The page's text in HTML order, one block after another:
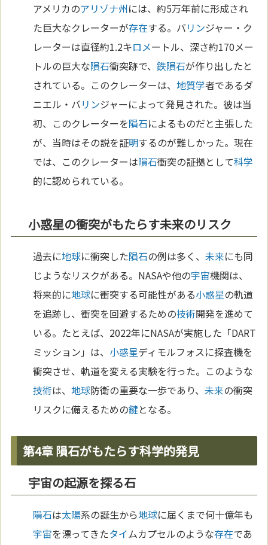
アメリカのアリゾナ州には、約5万年前に形成され
た巨大なクレーターが存在する。バリンジャー・ク
レーターは直径約1.2キロメートル、深さ約170メー
トルの巨大な隕石衝突跡で、鉄隕石が作り出したと
されている。このクレーターは、地質学者であるダ
ニエル・バリンジャーによって発見された。彼は当
初、このクレーターを隕石によるものだと主張した
が、当時はその説を証明するのが難しかった。現在
では、このクレーターは隕石衝突の証拠として科学
的に認められている。
小惑星の衝突がもたらす未来のリスク
過去に地球に衝突した隕石の例は多く、未来にも同
じようなリスクがある。NASAや他の宇宙機関は、
将来的に地球に衝突する可能性がある小惑星の軌道
を追跡し、衝突を回避するための技術開発を進めて
いる。たとえば、2022年にNASAが実施した「DART
ミッション」は、 小惑星ディモルフォスに探査機を
衝突させ、軌道を変える実験を行った。このような
技術は、地球防衛の重要な一歩であり、未来の衝突
リスクに備えるための鍵となる。
第4章 隕石がもたらす科学的発見
宇宙の起源を探る石
隕石は太陽系の誕生から地球に届くまで何十億年も
宇宙を漂ってきたタイムカプセルのような存在であ